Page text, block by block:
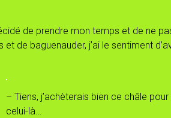
de prendre mon temps et de ne
de baguenauder, j’ai le sentiment
– Tiens, j’achèterais bien ce châle
celui-là…